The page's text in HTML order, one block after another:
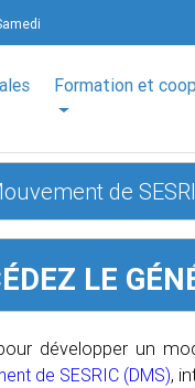
Formation et
de
LE
développer un
de SESRIC (DMS),